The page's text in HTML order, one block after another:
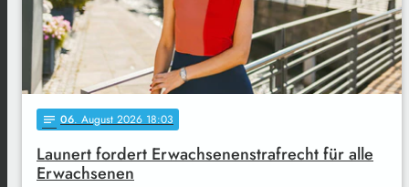
notes 06. August 2026 18:03
Launert fordert Erwachsenenstrafrecht für alle
Erwachsenen